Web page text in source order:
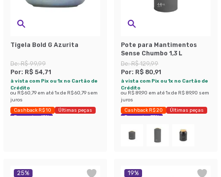
Tigela Bold G Azurita
De:R$ 99,99
Por: R$ 54,71
à vista com Pix ou 1x no Cartão de
Crédito
ou R$ 60,79 em até1x de R$ 60,79 sem
juros
Cashback R$ 10
Últimas peças
Economize 45%
Pote para Mantimentos
Sense Chumbo 1,3 L
De:R$ 129,99
Por: R$ 80,91
à vista com Pix ou 1x no Cartão de
Crédito
ou R$ 89,90 em até1x de R$ 89,90 sem
juros
Cashback R$ 20
Últimas peças
Economize 37%
25% 19%